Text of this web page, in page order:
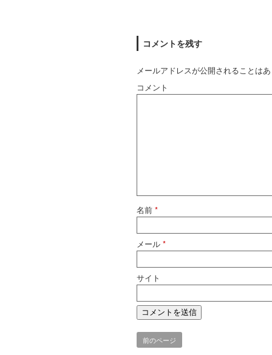
コメントを残す
メールアドレスが公開されることは
コメント
名前 *
メール *
サイト
前のページ